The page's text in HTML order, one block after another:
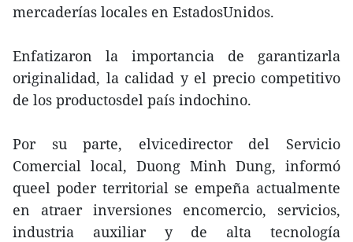
mercaderías locales en EstadosUnidos.
Enfatizaron la importancia de garantizarla
originalidad, la calidad y el precio competitivo
de los productosdel país indochino.
Por su parte, elvicedirector del Servicio
Comercial local, Duong Minh Dung, informó
queel poder territorial se empeña actualmente
en atraer inversiones encomercio, servicios,
industria auxiliar y de alta tecnología